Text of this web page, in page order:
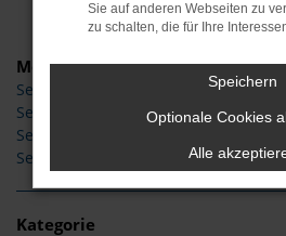
Modelle
Seat Arona
Seat Ateca
Seat Ibiza
Seat Leon
Kategorie
Sie auf anderen Webseiten zu
zu schalten, die für Ihre
Speichern
Optionale Cookies
Alle